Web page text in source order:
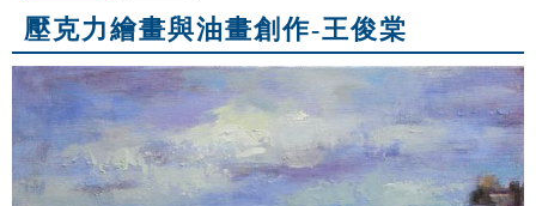
壓克力繪畫與油畫創作-王俊棠